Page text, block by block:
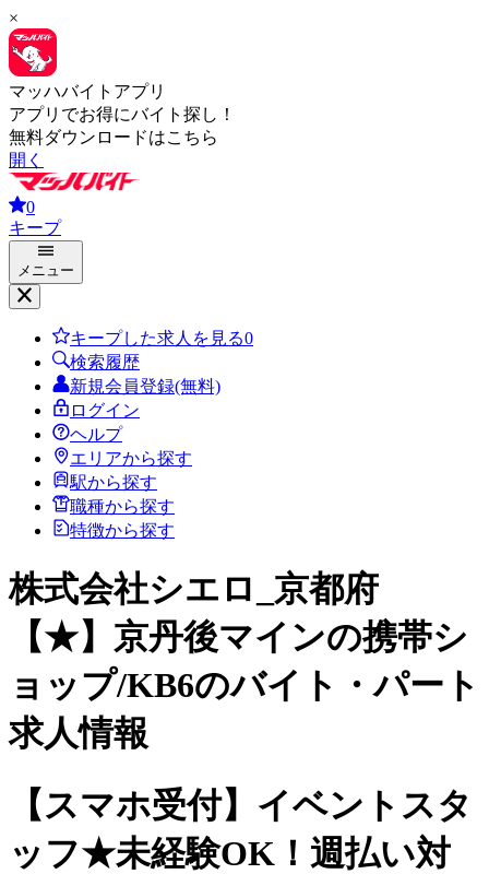
×
マッハバイトアプリ
アプリでお得にバイト探し！
無料ダウンロードはこちら
開く
0
キープ
メニュー
キープした求人を見る0
検索履歴
新規会員登録(無料)
ログイン
ヘルプ
エリアから探す
駅から探す
職種から探す
特徴から探す
株式会社シエロ_京都府
【★】京丹後マインの携帯シ
ョップ/KB6のバイト・パート
求人情報
【スマホ受付】イベントスタ
ッフ★未経験OK！週払い対